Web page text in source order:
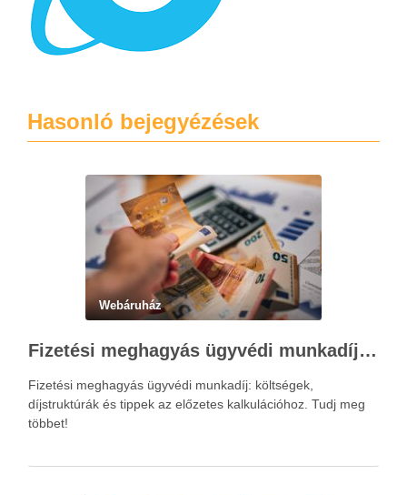
Hasonló bejegyézések
Webáruház
Fizetési meghagyás ügyvédi munkadíja: teljes költségvetési útmutató
Fizetési meghagyás ügyvédi munkadíj: költségek,
díjstruktúrák és tippek az előzetes kalkulációhoz. Tudj meg
többet!